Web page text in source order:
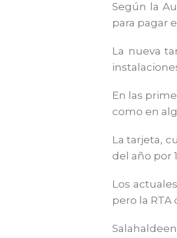
Según la
para pagar
La nueva
En las
como en
La tarjeta,
del año por
Los
pero la